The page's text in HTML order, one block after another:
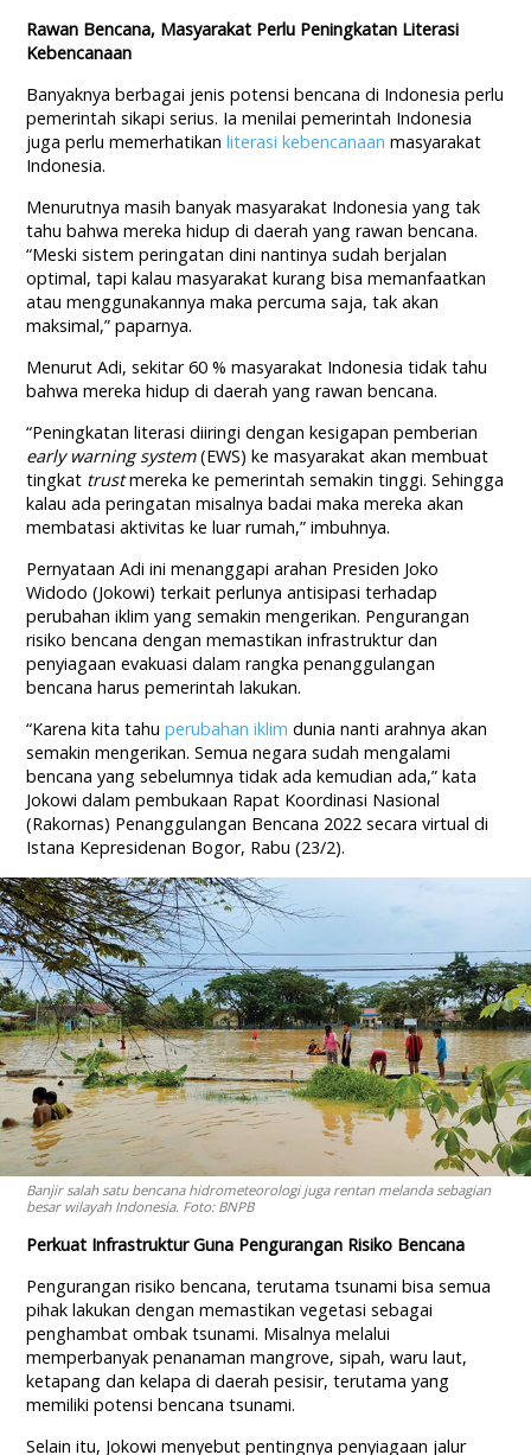
Rawan Bencana, Masyarakat Perlu Peningkatan Literasi
Kebencanaan
Banyaknya berbagai jenis potensi bencana di Indonesia perlu
pemerintah sikapi serius. Ia menilai pemerintah Indonesia
juga perlu memerhatikanliterasi kebencanaanmasyarakat
Indonesia.
Menurutnya masih banyak masyarakat Indonesia yang tak
tahu bahwa mereka hidup di daerah yang rawan bencana.
“Meski sistem peringatan dini nantinya sudah berjalan
optimal, tapi kalau masyarakat kurang bisa memanfaatkan
atau menggunakannya maka percuma saja, tak akan
maksimal,” paparnya.
Menurut Adi, sekitar 60 % masyarakat Indonesia tidak tahu
bahwa mereka hidup di daerah yang rawan bencana.
“Peningkatan literasi diiringi dengan kesigapan pemberian
early warning system(EWS) ke masyarakat akan membuat
tingkat trustmereka ke pemerintah semakin tinggi. Sehingga
kalau ada peringatan misalnya badai maka mereka akan
membatasi aktivitas ke luar rumah,” imbuhnya.
Pernyataan Adi ini menanggapi arahan Presiden Joko
Widodo (Jokowi) terkait perlunya antisipasi terhadap
perubahan iklim yang semakin mengerikan. Pengurangan
risiko bencana dengan memastikan infrastruktur dan
penyiagaan evakuasi dalam rangka penanggulangan
bencana harus pemerintah lakukan.
“Karena kita tahuperubahan iklim dunia nanti arahnya akan
semakin mengerikan. Semua negara sudah mengalami
bencana yang sebelumnya tidak ada kemudian ada,” kata
Jokowi dalam pembukaan Rapat Koordinasi Nasional
(Rakornas) Penanggulangan Bencana 2022 secara virtual di
Istana Kepresidenan Bogor, Rabu (23/2).
Banjir salah satu bencana hidrometeorologi juga rentan melanda sebagian
besar wilayah Indonesia. Foto: BNPB
Perkuat Infrastruktur Guna Pengurangan Risiko Bencana
Pengurangan risiko bencana, terutama tsunami bisa semua
pihak lakukan dengan memastikan vegetasi sebagai
penghambat ombak tsunami. Misalnya melalui
memperbanyak penanaman mangrove, sipah, waru laut,
ketapang dan kelapa di daerah pesisir, terutama yang
memiliki potensi bencana tsunami.
Selain itu, Jokowi menyebut pentingnya penyiagaan jalur